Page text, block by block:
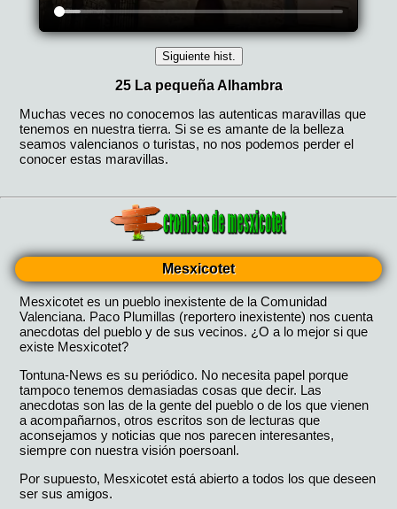
Mesxicotet
Mesxicotet es un pueblo inexistente de la Comunidad
Valenciana. Paco Plumillas (reportero inexistente) nos cuenta
anecdotas del pueblo y de sus vecinos. ¿O a lo mejor si que
existe Mesxicotet?
Tontuna-News es su periódico. No necesita papel porque
tampoco tenemos demasiadas cosas que decir. Las
anecdotas son las de la gente del pueblo o de los que vienen
a acompañarnos, otros escritos son de lecturas que
aconsejamos y noticias que nos parecen interesantes,
siempre con nuestra visión poersoanl.
Por supuesto, Mesxicotet está abierto a todos los que deseen
ser sus amigos.